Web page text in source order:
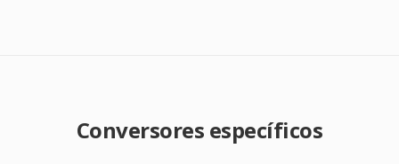
Conversores específicos